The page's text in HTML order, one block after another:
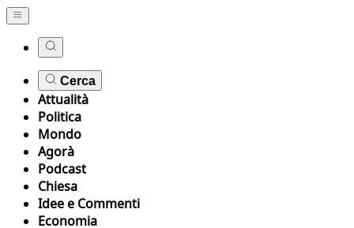
Cerca
Attualità
Politica
Mondo
Agorà
Podcast
Chiesa
Idee e Commenti
Economia